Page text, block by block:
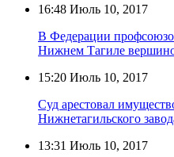
16:48 Июль 10, 2017
В Федерации
Нижнем Тагиле
15:20 Июль 10, 2017
Суд арестовал
Нижнетагильского
13:31 Июль 10, 2017